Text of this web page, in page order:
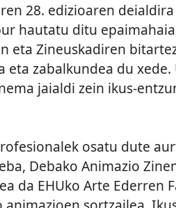
28. edizioaren
hautatu ditu
eta Zineuskadiren
eta zabalkundea du
jaialdi zein ikus-
osatu dute
Debako Animazio
da EHUko Arte